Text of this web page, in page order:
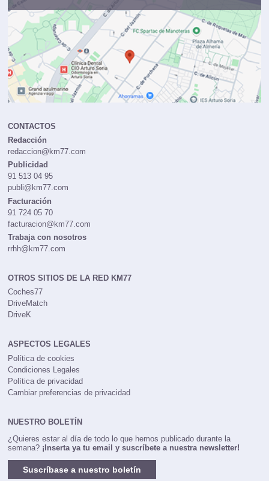
Publicidad:
CONTACTOS
Redacción
redaccion@km77.com
Publicidad
91 513 04 95
publi@km77.com
Facturación
91 724 05 70
facturacion@km77.com
Trabaja con nosotros
OTROS SITIOS DE LA RED KM77
Coches77
DriveMatch
ASPECTOS LEGALES
Política de cookies
Condiciones Legales
Política de privacidad
¿Quieres estar al día de todo lo que hemos publicado durante la